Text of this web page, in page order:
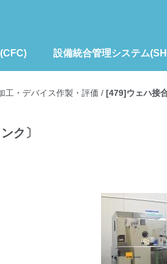
設備統合管理システム
工・デバイス作製・評価 / [479]ウェハ接
ク〕